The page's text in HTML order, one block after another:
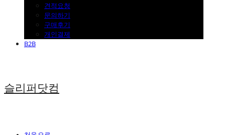
견적요청
문의하기
구매후기
개인결제
B2B
슬리퍼닷컴